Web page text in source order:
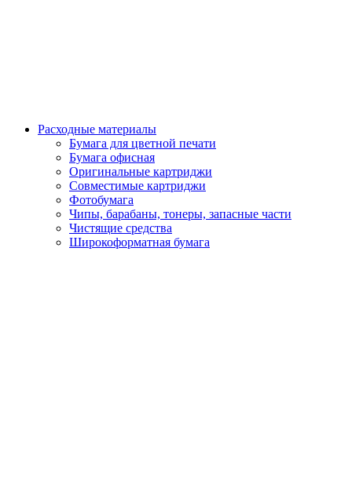
Расходные материалы
Бумага для цветной печати
Бумага офисная
Оригинальные картриджи
Совместимые картриджи
Фотобумага
Чипы, барабаны, тонеры, запасные части
Чистящие средства
Широкоформатная бумага